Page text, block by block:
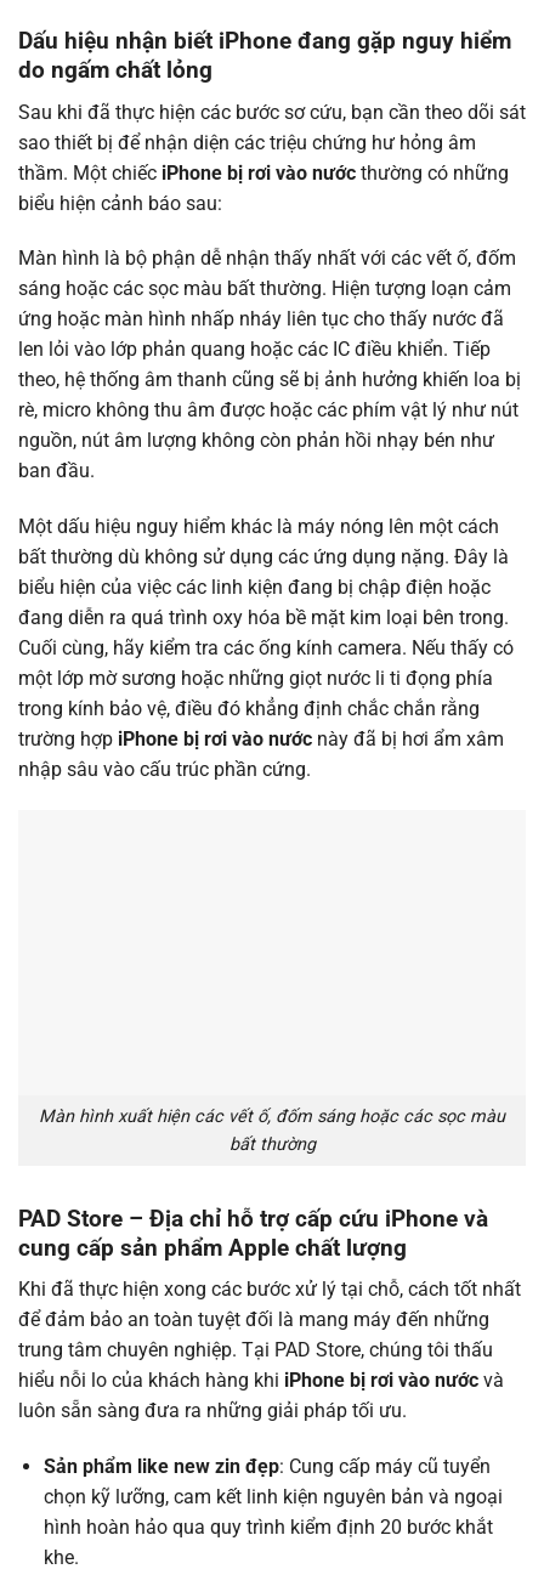
Dấu hiệu nhận biết iPhone đang gặp nguy hiểm
do ngấm chất lỏng
Sau khi đã thực hiện các bước sơ cứu, bạn cần theo dõi sát
sao thiết bị để nhận diện các triệu chứng hư hỏng âm
thầm. Một chiếc iPhone bị rơi vào nước thường có những
biểu hiện cảnh báo sau:
Màn hình là bộ phận dễ nhận thấy nhất với các vết ố, đốm
sáng hoặc các sọc màu bất thường. Hiện tượng loạn cảm
ứng hoặc màn hình nhấp nháy liên tục cho thấy nước đã
len lỏi vào lớp phản quang hoặc các IC điều khiển. Tiếp
theo, hệ thống âm thanh cũng sẽ bị ảnh hưởng khiến loa bị
rè, micro không thu âm được hoặc các phím vật lý như nút
nguồn, nút âm lượng không còn phản hồi nhạy bén như
ban đầu.
Một dấu hiệu nguy hiểm khác là máy nóng lên một cách
bất thường dù không sử dụng các ứng dụng nặng. Đây là
biểu hiện của việc các linh kiện đang bị chập điện hoặc
đang diễn ra quá trình oxy hóa bề mặt kim loại bên trong.
Cuối cùng, hãy kiểm tra các ống kính camera. Nếu thấy có
một lớp mờ sương hoặc những giọt nước li ti đọng phía
trong kính bảo vệ, điều đó khẳng định chắc chắn rằng
trường hợp iPhone bị rơi vào nước này đã bị hơi ẩm xâm
nhập sâu vào cấu trúc phần cứng.
Màn hình xuất hiện các vết ố, đốm sáng hoặc các sọc màu
bất thường
PAD Store – Địa chỉ hỗ trợ cấp cứu iPhone và
cung cấp sản phẩm Apple chất lượng
Khi đã thực hiện xong các bước xử lý tại chỗ, cách tốt nhất
để đảm bảo an toàn tuyệt đối là mang máy đến những
trung tâm chuyên nghiệp. Tại PAD Store, chúng tôi thấu
hiểu nỗi lo của khách hàng khi iPhone bị rơi vào nước và
luôn sẵn sàng đưa ra những giải pháp tối ưu.
Sản phẩm like new zin đẹp: Cung cấp máy cũ tuyển
chọn kỹ lưỡng, cam kết linh kiện nguyên bản và ngoại
hình hoàn hảo qua quy trình kiểm định 20 bước khắt
khe.